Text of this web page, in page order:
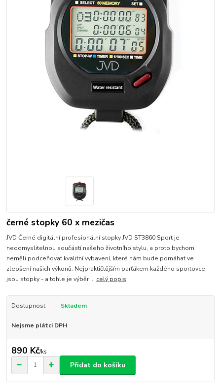
černé stopky 60 x mezičas
JVD Černé digitální profesionální stopky JVD ST3860 Sport je
neodmyslitelnou součástí našeho životního stylu, a proto bychom
neměli podceňovat kvalitní vybavení, které nám bude pomáhat ve
zlepšení našich výkonů. Nejpraktičtějším parťákem každého sportovce
jsou stopky - a tohle je výběr ... celý popis
Dostupnost Skladem
Nejsme plátci DPH
890 Kč/ks
Přidat do košíku